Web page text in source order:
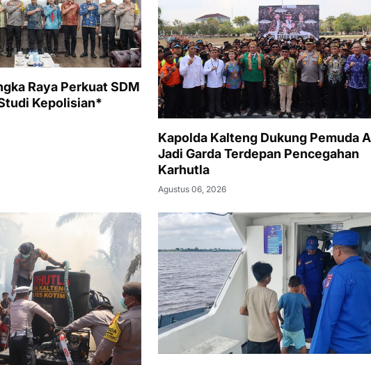
Raya Perkuat SDM
Kepolisian*
Kapolda Kalteng Dukung Pemuda
Jadi Garda Terdepan Pencegahan
Karhutla
Agustus 06, 2026